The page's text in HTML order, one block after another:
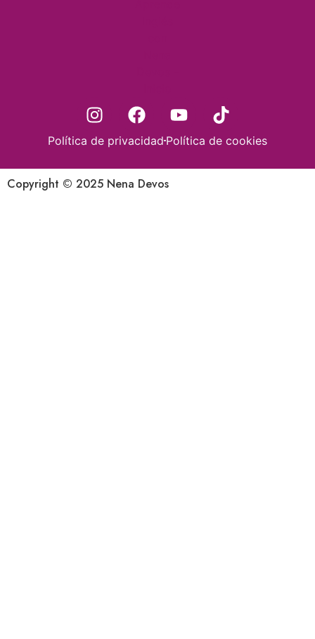
Política de privacidad Política de cookies
Copyright © 2025 Nena Devos